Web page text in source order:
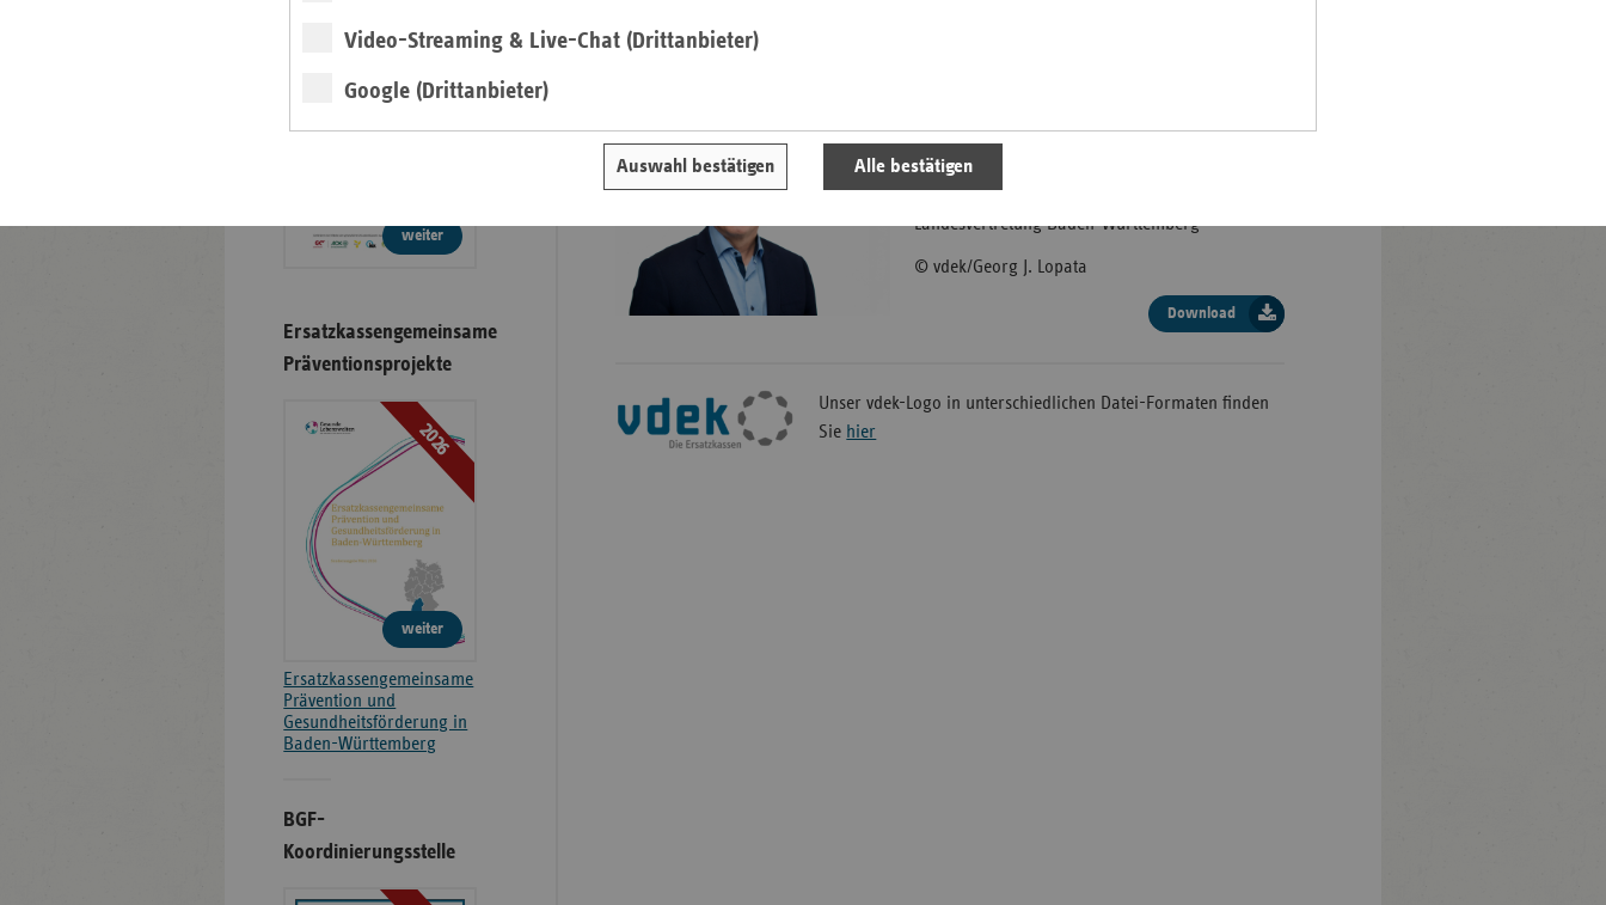
Video-Streaming & Live-Chat (Drittanbieter)
Google (Drittanbieter)
Auswahl bestätigen Alle bestätigen
Thüringen
Frank Winkler
Stellvertretender Leiter und Sprecher der vdek-
Landesvertretung Baden-Württemberg
© vdek/Georg J. Lopata
Download
Unser vdek-Logo in unterschiedlichen Datei-Formaten finden
Sie hier
2026
weiter
Ersatzkassengemeinsame
Präventionsprojekte
2026
weiter
Ersatzkassengemeinsame
Prävention und
Gesundheitsförderung in
Baden-Württemberg
BGF-
Koordinierungsstelle